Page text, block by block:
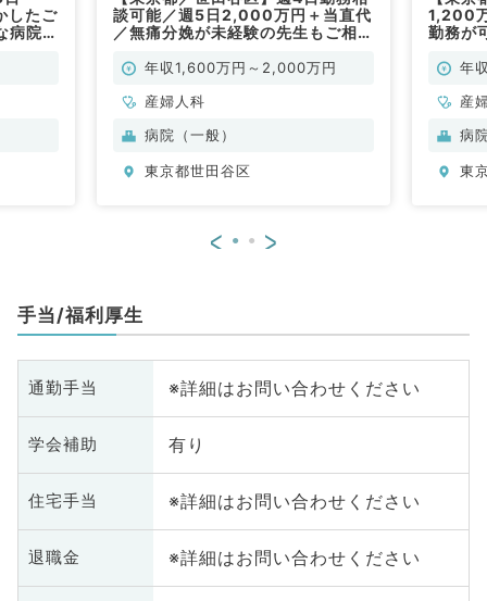
したご
病院勤
談可能／週5日2,000万円＋当直代
／無痛分娩が未経験の先生もご相談
年収1,600万円～2,000万円
産婦人科
病院（一般）
東京都世田谷区
1,200
勤務が
年
産
病
東
< >
手当/福利厚生
通勤手当 ※詳細はお問い合わせください
学会補助 有り
住宅手当 ※詳細はお問い合わせください
退職金 ※詳細はお問い合わせください